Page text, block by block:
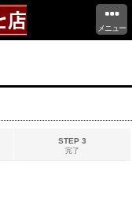
メニュー
STEP 3
完了